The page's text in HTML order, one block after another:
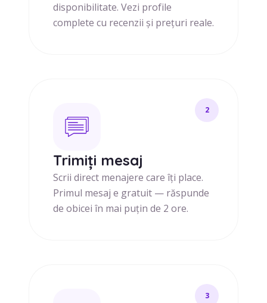
disponibilitate. Vezi profile
complete cu recenzii și prețuri reale.
2
Trimiți mesaj
Scrii direct menajere care îți place.
Primul mesaj e gratuit — răspunde
de obicei în mai puțin de 2 ore.
3